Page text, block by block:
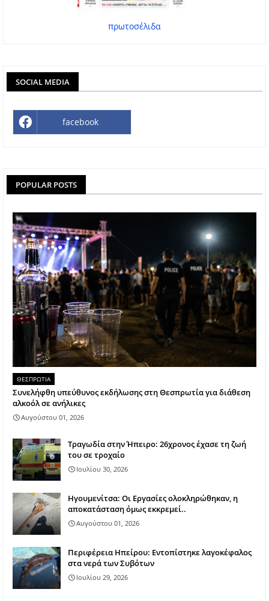
πρωτοσέλιδα
SOCIAL MEDIA
facebook
POPULAR POSTS
ΘΕΣΠΡΩΤΙΑ
Συνελήφθη υπεύθυνος εκδήλωσης στη Θεσπρωτία για διάθεση
αλκοόλ σε ανήλικες
Αυγούστου 01, 2026
Τραγωδία στην Ήπειρο: 26χρονος έχασε τη ζωή
του σε τροχαίο
Ιουλίου 30, 2026
Ηγουμενίτσα: Οι Εργασίες ολοκληρώθηκαν, η
αποκατάσταση όμως εκκρεμεί..
Αυγούστου 01, 2026
Περιφέρεια Ηπείρου: Εντοπίστηκε λαγοκέφαλος
στα νερά των Συβότων
Ιουλίου 29, 2026